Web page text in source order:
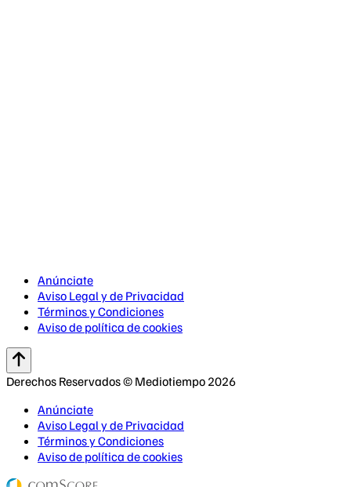
Anúnciate
Aviso Legal y de Privacidad
Términos y Condiciones
Aviso de política de cookies
Derechos Reservados © Mediotiempo 2026
Anúnciate
Aviso Legal y de Privacidad
Términos y Condiciones
Aviso de política de cookies